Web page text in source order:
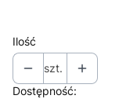
Ilość
szt.
Dostępność: